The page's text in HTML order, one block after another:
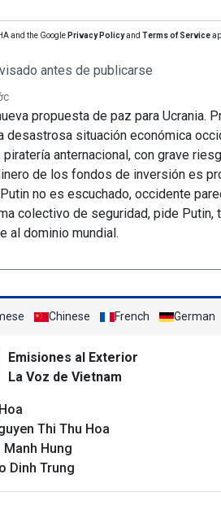
and the Google Privacy Policyand Terms of Service
antes de publicarse
propuesta de paz para Ucrania.
desastrosa situación económica
anternacional, con grave
de los fondos de inversión es
no es escuchado, occidente
colectivo de seguridad, pide
al dominio mundial.
Chinese French German
Emisiones al Exterior
La Voz de Vietnam
Thi Thu Hoa
Manh Hung
Dinh Trung